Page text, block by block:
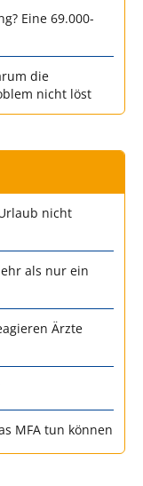
Eine 69.000-
die
nicht löst
nicht
als nur ein
Ärzte
MFA tun können